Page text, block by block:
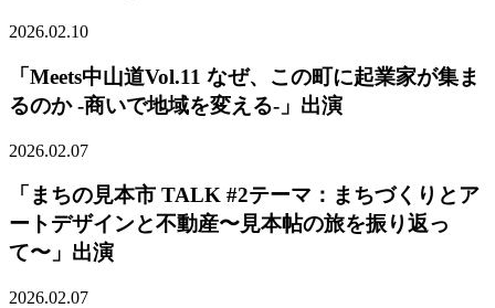
2026.02.10
「Meets中山道Vol.11 なぜ、この町に起業家が集ま
るのか -商いで地域を変える-」出演
2026.02.07
「まちの見本市 TALK #2テーマ：まちづくりとア
ートデザインと不動産〜見本帖の旅を振り返っ
て〜」出演
2026.02.07